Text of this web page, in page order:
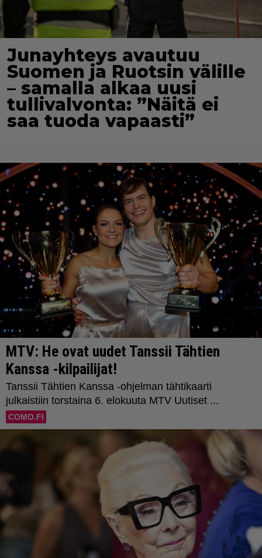
Junayhteys avautuu
Suomen ja Ruotsin välille
– samalla alkaa uusi
tullivalvonta: ”Näitä ei
saa tuoda vapaasti”